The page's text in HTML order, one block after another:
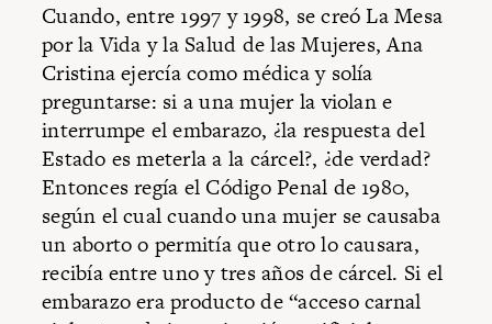
Cuando, entre 1997 y 1998, se creó La Mesa
por la Vida y la Salud de las Mujeres, Ana
Cristina ejercía como médica y solía
preguntarse: si a una mujer la violan e
interrumpe el embarazo, ¿la respuesta del
Estado es meterla a la cárcel?, ¿de verdad?
Entonces regía el Código Penal de 1980,
según el cual cuando una mujer se causaba
un aborto o permitía que otro lo causara,
recibía entre uno y tres años de cárcel. Si el
embarazo era producto de “acceso carnal